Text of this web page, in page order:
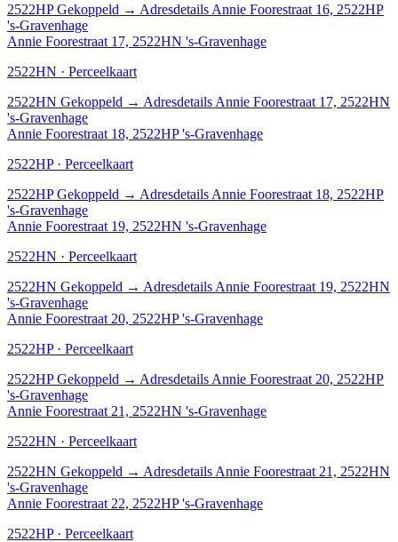
2522HP Gekoppeld → Adresdetails Annie Foorestraat 16, 2522HP
's-Gravenhage
Annie Foorestraat 17, 2522HN 's-Gravenhage
2522HN · Perceelkaart
2522HN Gekoppeld → Adresdetails Annie Foorestraat 17, 2522HN
's-Gravenhage
Annie Foorestraat 18, 2522HP 's-Gravenhage
2522HP · Perceelkaart
2522HP Gekoppeld → Adresdetails Annie Foorestraat 18, 2522HP
's-Gravenhage
Annie Foorestraat 19, 2522HN 's-Gravenhage
2522HN · Perceelkaart
2522HN Gekoppeld → Adresdetails Annie Foorestraat 19, 2522HN
's-Gravenhage
Annie Foorestraat 20, 2522HP 's-Gravenhage
2522HP · Perceelkaart
2522HP Gekoppeld → Adresdetails Annie Foorestraat 20, 2522HP
's-Gravenhage
Annie Foorestraat 21, 2522HN 's-Gravenhage
2522HN · Perceelkaart
2522HN Gekoppeld → Adresdetails Annie Foorestraat 21, 2522HN
's-Gravenhage
Annie Foorestraat 22, 2522HP 's-Gravenhage
2522HP · Perceelkaart